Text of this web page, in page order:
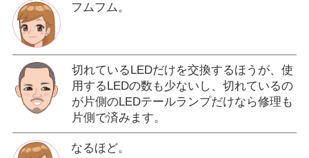
フムフム。
切れているLEDだけを交換するほうが、使
用するLEDの数も少ないし、切れているの
が片側のLEDテールランプだけなら修理も
片側で済みます。
なるほど。